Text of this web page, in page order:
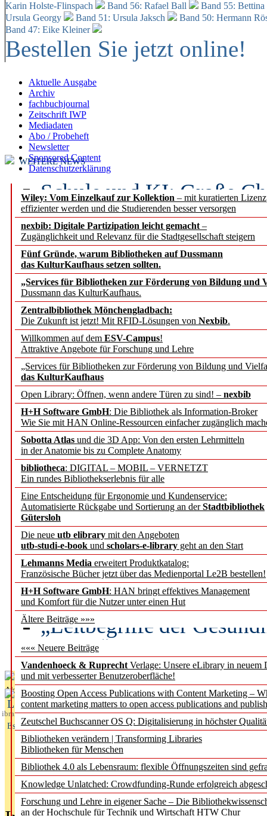
Karin Holste-Flinspach
Band 56: Rafael Ball
Band 55:
Ursula Georgy
Band 51: Ursula Jaksch Band 50: Hermann
Band 47: Eike Kleiner
Bestellen Sie jetzt online!
Aktuelle Ausgabe
Archiv
fachbuchjournal
Zeitschrift IWP
Mediadaten
Abo / Probeheft
Newsletter
Sponsored Content
Datenschutzerklärung
Wiley: Vom Einzelkauf zur Kollektion – mit kuratierten
effizienter werden und die Studierenden besser versorgen
nexbib: Digitale Partizipation leicht gemacht –
Zugänglichkeit und Relevanz für die Stadtgesellschaft steigern
Fünf Gründe, warum Bibliotheken auf Dussmann
das KulturKaufhaus setzen sollten.
„Services für Bibliotheken zur Förderung von Bildung und
Dussmann das KulturKaufhaus.
Zentralbibliothek Mönchengladbach:
Die Zukunft ist jetzt! Mit RFID-Lösungen von Nexbib.
Willkommen auf dem ESV-Campus!
Attraktive Angebote für Forschung und Lehre
„Services für Bibliotheken zur Förderung von Bildung und
das KulturKaufhaus
Open Library: Öffnen, wenn andere Türen zu sind! – nexbib
H+H Software GmbH: Die Bibliothek als Information-Broker
Wie Sie mit HAN Online-Ressourcen einfacher zugänglich
Sobotta Atlas und die 3D App: Von den ersten Lehrmitteln
in der Anatomie bis zu Complete Anatomy
bibliotheca: DIGITAL – MOBIL – VERNETZT
Ein rundes Bibliothekserlebnis für alle
Eine Entscheidung für Ergonomie und Kundenservice:
Automatisierte Rückgabe und Sortierung an derStadtbibliothek
Gütersloh
Die neue utb elibrary mit den Angeboten
utb-studi-e-book und scholars-e-library geht an den Start
Lehmanns Media erweitert Produktkatalog:
Französische Bücher jetzt über das Medienportal Le2B bestellen!
H+H Software GmbH: HAN bringt effektives Management
und Komfort für die Nutzer unter einen Hut
Ältere Beiträge »»»
««« Neuere Beiträge
Vandenhoeck & Ruprecht Verlage: Unsere eLibrary in neuem
und mit verbesserter Benutzeroberfläche!
Boosting Open Access Publications with Content Marketing –
content marketing matters to open access publications and
Zeutschel Buchscanner OS Q: Digitalisierung in höchster
Bibliotheken verändern | Transforming Libraries
Bibliotheken für Menschen
Bibliothek 4.0 als Lebensraum: flexible Öffnungszeiten sind
Knowledge Unlatched: Crowdfunding-Runde erfolgreich
Forschung und Lehre in eigener Sache – Die
an der Hochschule für Technik und Wirtschaft HTW Chur
WEITERE NEWS
Schule und KI: Große
Voraussetzungen
Erfolgreiches erstes
Segment Research –
angepasst
konstruktiv!
Mohr Siebeck
und die Zeitschrift für
Francke Attempto
EBSCO Information
Recherchefunktionen in
Sorbisches Institut neu
Geschichte und
Künstliche Intelligenz
besser zu verstehen
„Leitbegriffe der
des BIÖG erscheinen
Aktuelles aus
L
ibrary
Essentials